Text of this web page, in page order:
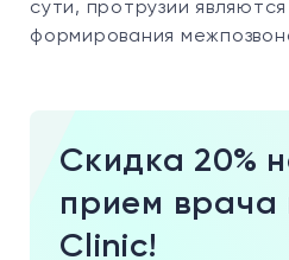
сути, протрузии
формирования
Скидка 20%
прием врача
Clinic!